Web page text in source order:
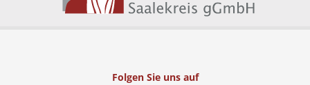
Folgen Sie uns auf